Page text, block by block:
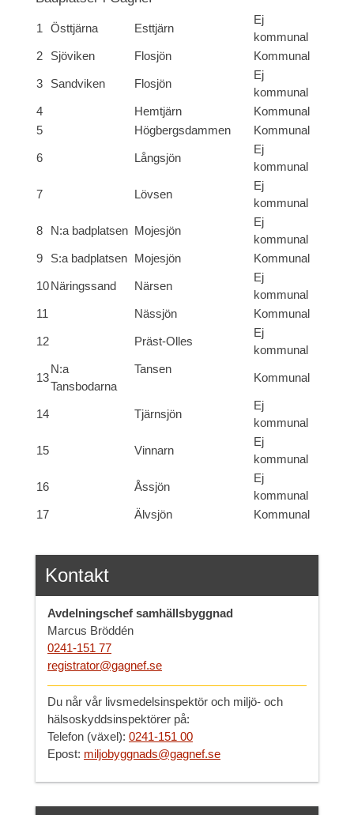
1 Östtjärna Esttjärn
Ej
kommunal
2
Sjöviken Flosjön Kommunal
3 Sandviken Flosjön
Ej
kommunal
4
Hemtjärn
Kommunal
5
Högbergsdammen Kommunal
6 Långsjön
Ej
kommunal
7 Lövsen
Ej
kommunal
8 N:a badplatsen Mojesjön
Ej
kommunal
9
S:a badplatsen Mojesjön Kommunal
10Näringssand Närsen
Ej
kommunal
11
Nässjön Kommunal
12 Präst-Olles
Ej
kommunal
13
N:a
Tansbodarna
Tansen
Kommunal
14 Tjärnsjön
Ej
kommunal
15 Vinnarn
Ej
kommunal
16 Åssjön
Ej
kommunal
17
Älvsjön Kommunal
Kontakt
Avdelningschef samhällsbyggnad
Marcus Bröddén
0241-151 77
registrator@gagnef.se
Du når vår livsmedelsinspektör och miljö- och
hälsoskyddsinspektörer på:
Telefon (växel):0241-151 00
Epost: miljobyggnads@gagnef.se